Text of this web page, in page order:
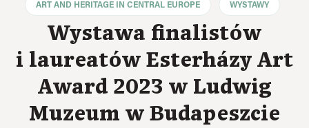
ART AND HERITAGE IN CENTRAL EUROPE WYSTAWY
Wystawa finalistów
i laureatów Esterházy Art
Award 2023 w Ludwig
Muzeum w Budapeszcie